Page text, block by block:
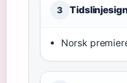
3
Norsk